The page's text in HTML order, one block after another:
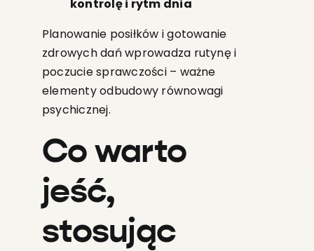
kontrolę i rytm dnia
Planowanie posiłków i gotowanie
zdrowych dań wprowadza rutynę i
poczucie sprawczości – ważne
elementy odbudowy równowagi
psychicznej.
Co warto
jeść,
stosując